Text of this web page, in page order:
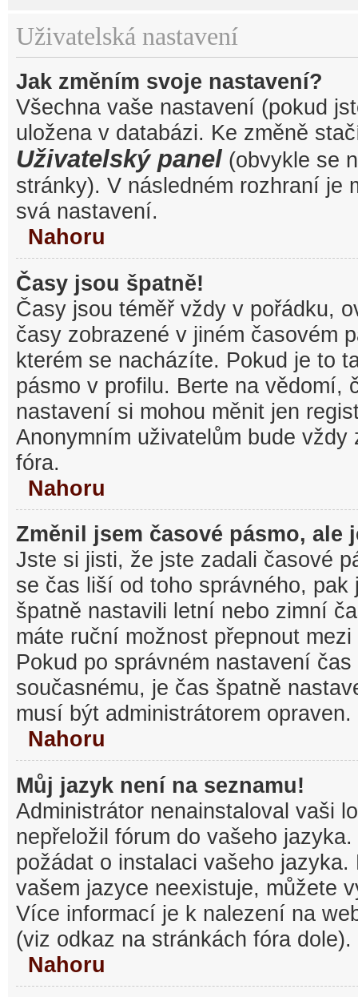
Uživatelská nastavení
Jak změním svoje nastavení?
Všechna vaše nastavení (pokud
uložena v databázi. Ke změně
Uživatelský panel (obvykle se
stránky). V následném rozhraní je
svá nastavení.
Nahoru
Časy jsou špatně!
Časy jsou téměř vždy v pořádku,
časy zobrazené v jiném časovém
kterém se nacházíte. Pokud je to
pásmo v profilu. Berte na vědomí,
nastavení si mohou měnit jen
Anonymním uživatelům bude
fóra.
Nahoru
Změnil jsem časové pásmo, ale
Jste si jisti, že jste zadali časové
se čas liší od toho správného, pak
špatně nastavili letní nebo zimní
máte ruční možnost přepnout
Pokud po správném nastavení
současnému, je čas špatně
musí být administrátorem opraven.
Nahoru
Můj jazyk není na seznamu!
Administrátor nenainstaloval vaši
nepřeložil fórum do vašeho
požádat o instalaci vašeho
vašem jazyce neexistuje, můžete
Více informací je k nalezení na
(viz odkaz na stránkách fóra dole).
Nahoru